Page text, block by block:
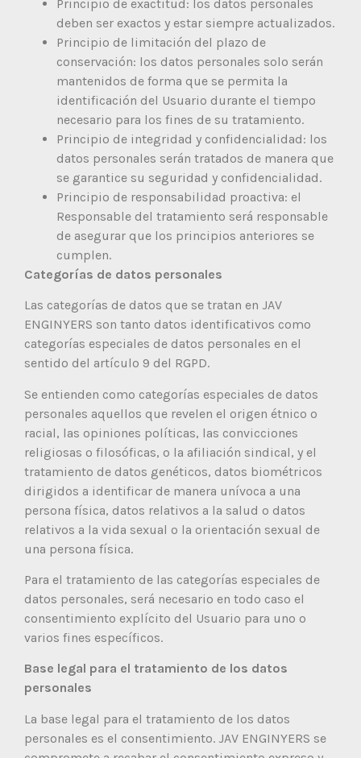
Principio de exactitud: los datos personales
deben ser exactos y estar siempre actualizados.
Principio de limitación del plazo de
conservación: los datos personales solo serán
mantenidos de forma que se permita la
identificación del Usuario durante el tiempo
necesario para los fines de su tratamiento.
Principio de integridad y confidencialidad: los
datos personales serán tratados de manera que
se garantice su seguridad y confidencialidad.
Principio de responsabilidad proactiva: el
Responsable del tratamiento será responsable
de asegurar que los principios anteriores se
cumplen.
Categorías de datos personales
Las categorías de datos que se tratan en JAV
ENGINYERS son tanto datos identificativos como
categorías especiales de datos personales en el
sentido del artículo 9 del RGPD.
Se entienden como categorías especiales de datos
personales aquellos que revelen el origen étnico o
racial, las opiniones políticas, las convicciones
religiosas o filosóficas, o la afiliación sindical, y el
tratamiento de datos genéticos, datos biométricos
dirigidos a identificar de manera unívoca a una
persona física, datos relativos a la salud o datos
relativos a la vida sexual o la orientación sexual de
una persona física.
Para el tratamiento de las categorías especiales de
datos personales, será necesario en todo caso el
consentimiento explícito del Usuario para uno o
varios fines específicos.
Base legal para el tratamiento de los datos
personales
La base legal para el tratamiento de los datos
personales es el consentimiento. JAV ENGINYERS se